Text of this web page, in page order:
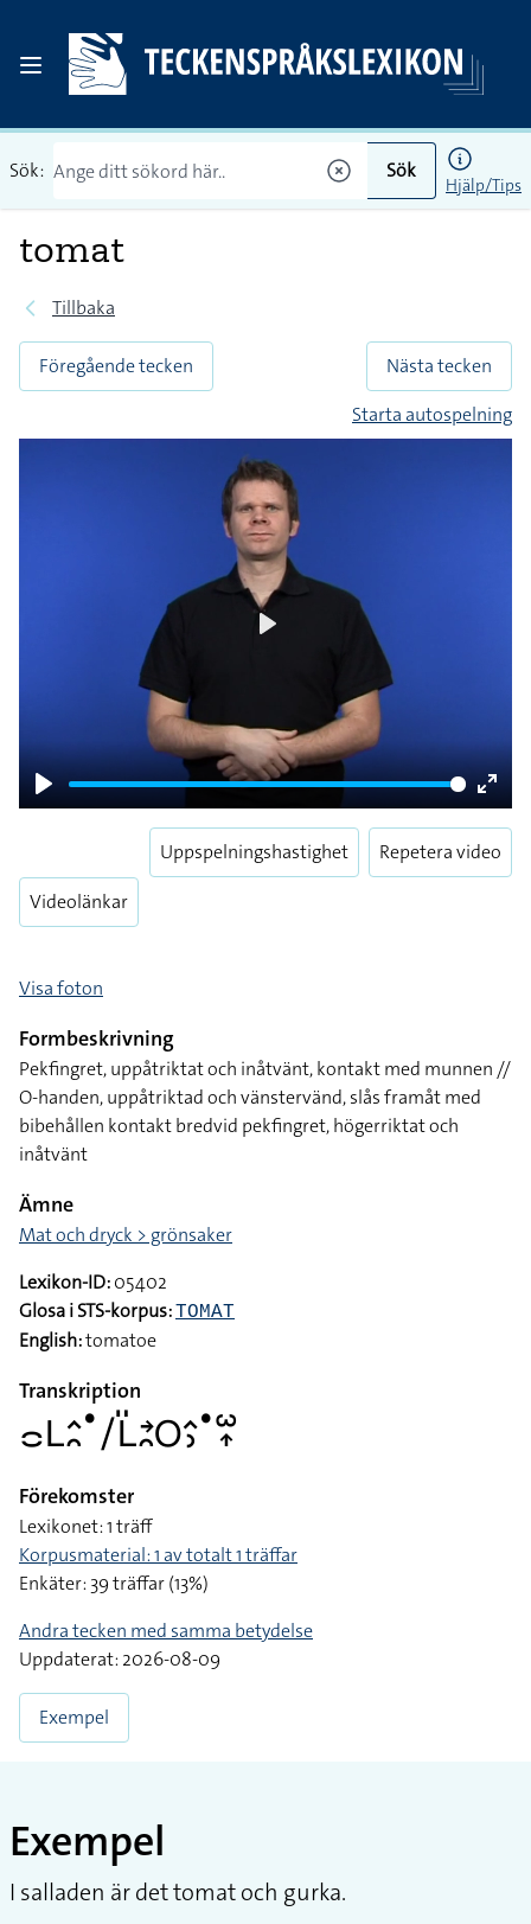
Sök: Sök
Hjälp/Tips
tomat
Tillbaka
Föregående tecken
Nästa tecken
Starta autospelning
Play
Enter
Videolänkar
Uppspelningshastighet Repetera video
Visa foton
Formbeskrivning
Pekfingret, uppåtriktat och inåtvänt, kontakt med munnen //
O-handen, uppåtriktad och vänstervänd, slås framåt med
bibehållen kontakt bredvid pekfingret, högerriktat och
inåtvänt
Ämne
Mat och dryck > grönsaker
Lexikon-ID:05402
Glosa i STS-korpus:TOMAT
English:tomatoe
Transkription
􌤌􌥈􌤵􌥘􌤟􌥠􌥈􌤺􌥔􌥘􌥆􌤵􌤶􌤟􌥱􌥾
Förekomster
Lexikonet: 1 träff
Korpusmaterial: 1 av totalt 1 träffar
Enkäter: 39 träffar (13%)
Andra tecken med samma betydelse
Uppdaterat: 2026-08-09
Exempel
Exempel
I salladen är det tomat och gurka.